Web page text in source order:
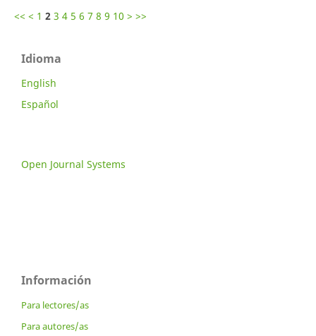
<< < 1 2 3 4 5 6 7 8 9 10 > >>
Idioma
English
Español
Open Journal Systems
Información
Para lectores/as
Para autores/as